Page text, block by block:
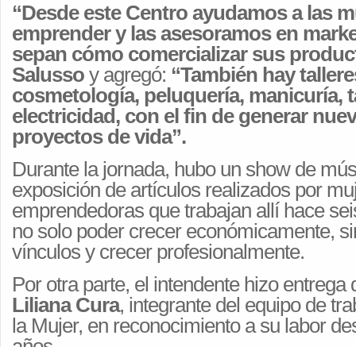
“Desde este Centro ayudamos a las
emprender y las asesoramos en
sepan cómo comercializar sus
Salusso y agregó: “También hay
cosmetología, peluquería, manicuría,
electricidad, con el fin de generar
proyectos de vida”.
Durante la jornada, hubo un show de
exposición de artículos realizados por
emprendedoras que trabajan allí hace
no solo poder crecer económicamente,
vínculos y crecer profesionalmente.
Por otra parte, el intendente hizo entrega
Liliana Cura, integrante del equipo de
la Mujer, en reconocimiento a su labor